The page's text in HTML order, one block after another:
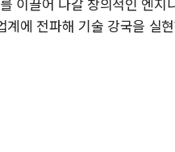
에 전파해 기술 강국을 실